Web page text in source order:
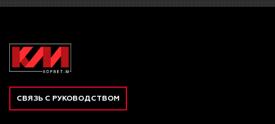
СВЯЗЬ С РУКОВОДСТВОМ